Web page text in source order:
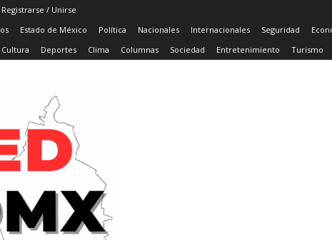
Registrarse / Unirse
Estado de México Política Nacionales Internacionales Seguridad
Deportes Clima Columnas Sociedad Entretenimiento Turismo